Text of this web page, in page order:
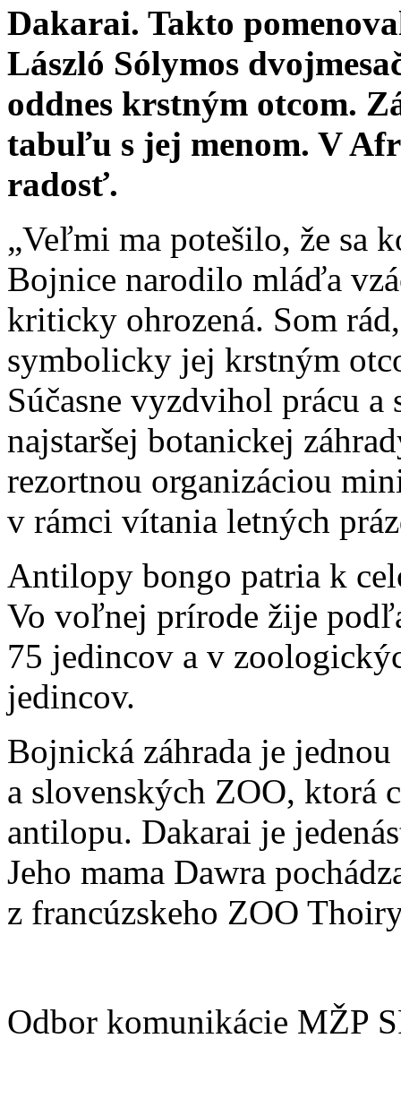
Dakarai. Takto
László Sólymos
oddnes krstným otcom.
tabuľu s jej menom. V
radosť.
„Veľmi ma potešilo, že sa
Bojnice narodilo mláďa
kriticky ohrozená. Som
symbolicky jej krstným
Súčasne vyzdvihol prácu
najstaršej botanickej
rezortnou organizáciou
v rámci vítania letných
Antilopy bongo patria k
Vo voľnej prírode žije
75 jedincov a v
jedincov.
Bojnická záhrada je
a slovenských ZOO, ktorá
antilopu. Dakarai je
Jeho mama Dawra
z francúzskeho ZOO
Odbor komunikácie MŽP